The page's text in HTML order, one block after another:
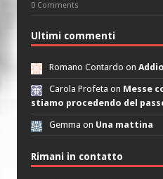
0 Comments
Ultimi commenti
Romano Contardo on
Carola Profeta on Messe
stiamo procedendo del
Gemma on Una mattina
Rimani in contatto